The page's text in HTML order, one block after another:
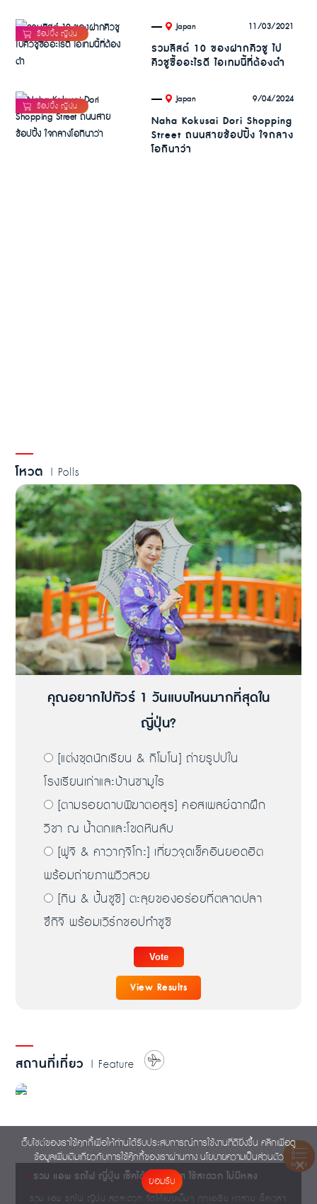
INDEX
. Japan 11/03/2021
รวมลิสต์ 10 ของฝากคิวชู ไป
คิวชูซื้ออะไรดี ไอเทมนี้ที่ต้องตำ
. Japan 9/04/2024
Naha Kokusai Dori Shopping
Street ถนนสายช้อปปิ้ง ใจกลาง
โอกินาว่า
โหวต | Polls
คุณอยากไปทัวร์ 1 วันแบบไหนมากที่สุดใน
ญี่ปุ่น?
[แต่งชุดนักเรียน & กิโมโน] ถ่ายรูปปใน
โรงเรียนเก่าและบ้านซามูไร
[ตามรอยดาบพิฆาตอสูร] คอสเพลย์ฉากฝึก
วิชา ณ น้ำตกและโขดหินลับ
[ฟูจิ & คาวากุจิโกะ] เที่ยวจุดเช็คอินยอดฮิต
พร้อมถ่ายภาพวิวสวย
[กิน & ปั้นซูชิ] ตะลุยของอร่อยที่ตลาดปลา
ซึกิจิ พร้อมเวิร์กชอปทำซูชิ
View Results
สถานที่เที่ยว | Feature
รวม แอพ รถไฟ ญี่ปุ่น เช็คได้ทั่วประเทศ ใช้สะดวก ไม่มีหลง
รวม แอพ รถไฟ ญี่ปุ่น สุดสะดวก จัดให้แบบเต็มๆ ทุกแอเรีย หาสาย เช็คเวลา
เว็บไซต์ของเราใช้คุกกี้เพื่อให้ท่านได้รับประสบการณ์การใช้งานที่ดียิ่งขึ้น คลิกเพื่อดู
ข้อมูลเพิ่มเติมเกี่ยวกับการใช้คุ๊กกี้ของเราผ่านทาง นโยบายความเป็นส่วนตัว
ยอมรับ